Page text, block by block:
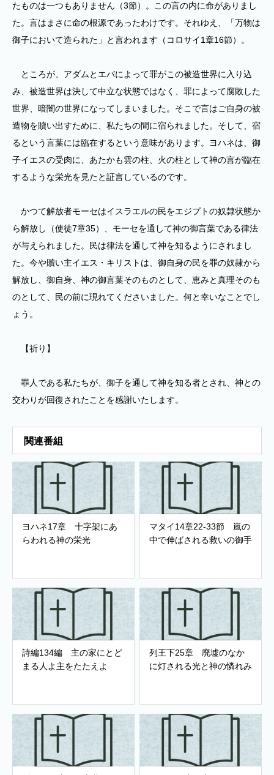
たものは一つもありません（3節）。この言の内に命がありまし
た。言はまさに命の根源であったわけです。それゆえ、「万物は
御子において造られた」と言われます（コロサイ1章16節）。
ところが、アダムとエバによって罪がこの被造世界に入り込
み、被造世界は決して中立な状態ではなく、罪によって腐敗した
世界、暗闇の世界になってしまいました。そこで言はご自身の被
造物を贖い出すために、私たちの間に宿られました。そして、宿
るという言葉には臨在するという意味があります。ヨハネは、御
子イエスの受肉に、あたかも雲の柱、火の柱として神の言が臨在
するような栄光を見たと証言しているのです。
かつて解放者モーセはイスラエルの民をエジプトの奴隷状態か
ら解放し（使徒7章35）、モーセを通して神の御言葉である律法
が与えられました。民は律法を通して神を知るようにされまし
た。今や贖い主イエス・キリストは、御自身の民を罪の奴隷から
解放し、御自身、神の御言葉そのものとして、恵みと真理そのも
のとして、民の前に現れてくださいました。何と幸いなことでし
ょう。
【祈り】
罪人である私たちが、御子を通して神を知る者とされ、神との
交わりが回復されたことを感謝いたします。
関連番組
ヨハネ17章 十字架にあ
らわれる神の栄光
マタイ14章22-33節 嵐の
中で伸ばされる救いの御手
詩編134編 主の家にとど
まる人よ主をたたえよ
列王下25章 廃墟のなか
に灯される光と神の憐れみ